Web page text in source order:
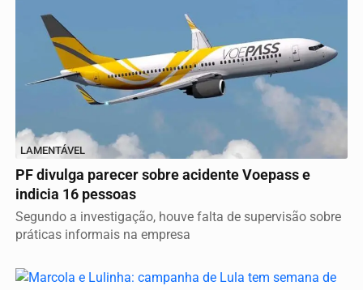
LAMENTÁVEL
PF divulga parecer sobre acidente Voepass e
indicia 16 pessoas
Segundo a investigação, houve falta de supervisão sobre
práticas informais na empresa